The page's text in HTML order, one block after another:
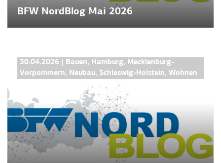
BFW NordBlog Mai 2026
30.04.2026 Bauen, Hamburg, Mecklenburg-
Vorpommern, Neubau, Schleswig-Holstein, Wohnen